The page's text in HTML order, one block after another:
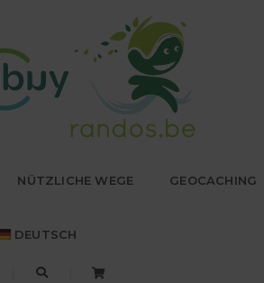
NÜTZLICHE WEGE GEOCACHING
DEUTSCH